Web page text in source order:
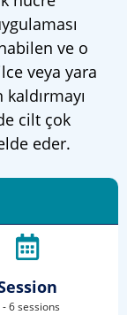
ve o
veya yara
cilt çok
eder.
- 6 sessions